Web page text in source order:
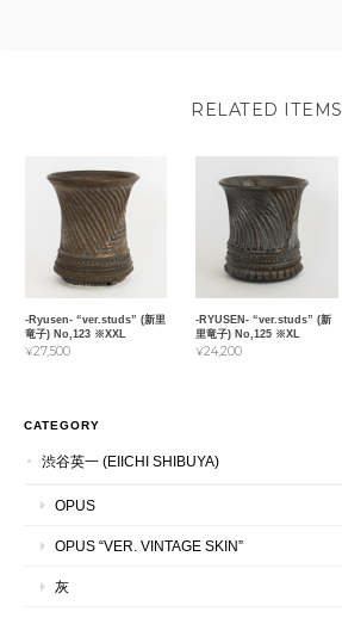
RELATED ITEMS
-Ryusen- “ver.studs” (新里
竜子) No,123 ※XXL
¥27,500
-RYUSEN- “ver.studs” (新
里竜子) No,125 ※XL
¥24,200
CATEGORY
渋谷英一 (EIICHI SHIBUYA)
OPUS
OPUS “VER. VINTAGE SKIN”
灰